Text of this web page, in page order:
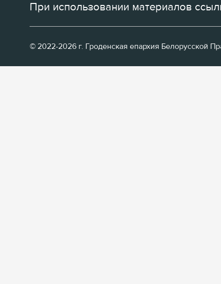
При использовании материалов
© 2022-2026 г. Гроденская епархия Белорусской